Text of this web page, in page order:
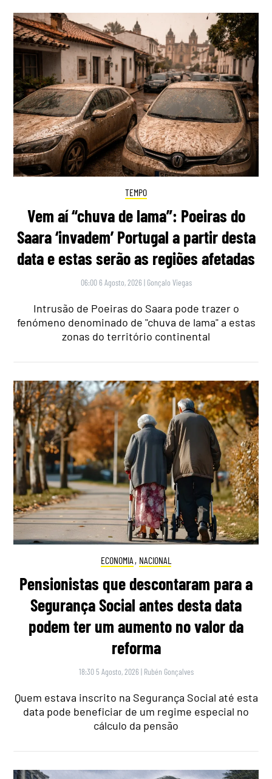
TEMPO
Vem aí “chuva de lama”: Poeiras do
Saara ‘invadem’ Portugal a partir desta
data e estas serão as regiões afetadas
06:00 6 Agosto, 2026 | Gonçalo Viegas
Intrusão de Poeiras do Saara pode trazer o
fenómeno denominado de "chuva de lama" a estas
zonas do território continental
ECONOMIA , NACIONAL
Pensionistas que descontaram para a
Segurança Social antes desta data
podem ter um aumento no valor da
reforma
18:30 5 Agosto, 2026 | Rubén Gonçalves
Quem estava inscrito na Segurança Social até esta
data pode beneficiar de um regime especial no
cálculo da pensão